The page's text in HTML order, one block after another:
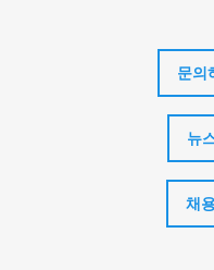
문의
뉴
채